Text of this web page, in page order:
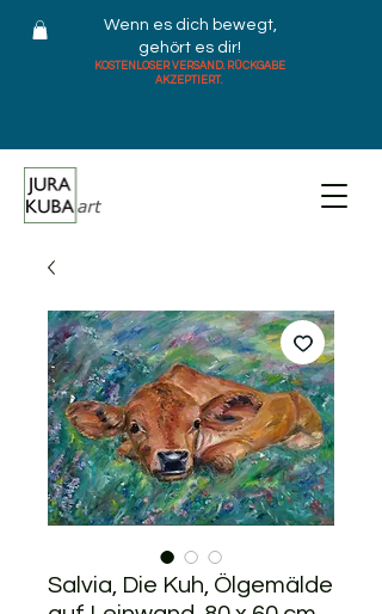
Wenn es dich bewegt,
gehört es dir!
KOSTENLOSER VERSAND. RÜCKGABE
AKZEPTIERT.
Salvia, Die Kuh, Ölgemälde